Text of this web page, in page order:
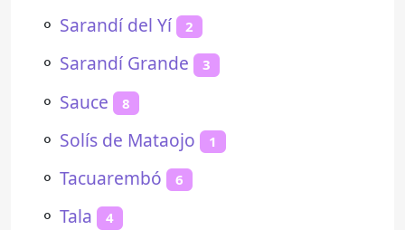
⚬ Sarandí del Yí 2
⚬ Sarandí Grande 3
⚬ Sauce 8
⚬ Solís de Mataojo 1
⚬ Tacuarembó 6
⚬ Tala 4